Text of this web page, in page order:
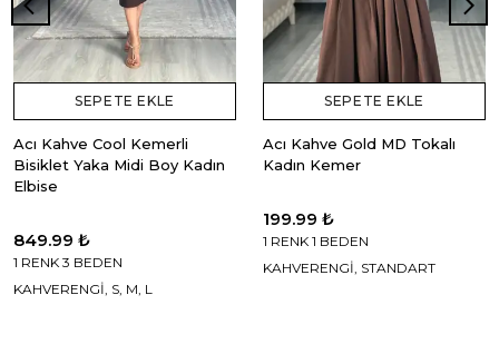
SEPETE EKLE
Acı Kahve Cool Kemerli
Bisiklet Yaka Midi Boy Kadın
Elbise
849.99 ₺
1 RENK 3 BEDEN
KAHVERENGİ, S, M, L
SEPETE EKLE
Acı Kahve Gold MD Tokalı
Kadın Kemer
199.99 ₺
1 RENK 1 BEDEN
KAHVERENGİ, STANDART